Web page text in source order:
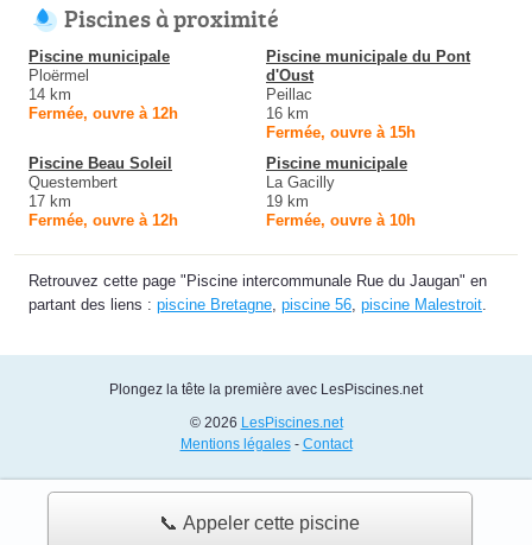
📞 Appeler cette piscine
Piscines à proximité
Piscine municipale
Ploërmel
14 km
Fermée, ouvre à 12h
Piscine municipale du Pont
d'Oust
Peillac
16 km
Fermée, ouvre à 15h
Piscine Beau Soleil
Questembert
17 km
Fermée, ouvre à 12h
Piscine municipale
La Gacilly
19 km
Fermée, ouvre à 10h
Retrouvez cette page "Piscine intercommunale Rue du Jaugan" en
partant des liens : piscine Bretagne, piscine 56, piscine Malestroit.
Plongez la tête la première avec LesPiscines.net
© 2026 LesPiscines.net
Mentions légales- Contact